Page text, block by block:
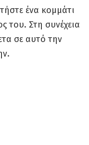
ένα κομμάτι
του. Στη συνέχεια
σε αυτό την